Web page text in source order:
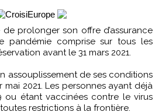
pandémie comprise sur tous les
avant le 31 mars 2021.
assouplissement de ses conditions
2021. Les personnes ayant déjà
ou étant vaccinées contre le virus
restrictions à la frontière.